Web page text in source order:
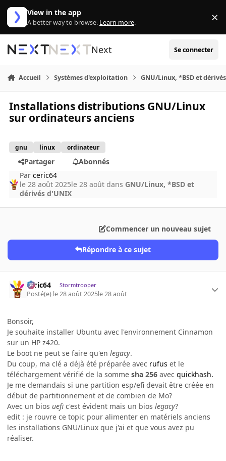
Aller au contenu
View in the app
A better way to browse. Learn more. ×
Next Se connecter
Accueil Systèmes d'exploitation GNU/Linux, *BSD et
Installations distributions GNU/Linux
sur ordinateurs anciens
gnu linux ordinateur
Partager
Abonnés
Parceric64
le 28 août 2025le 28 août dans GNU/Linux, *BSD et
dérivés d'UNIX
Commencer un nouveau sujet
Répondre à ce sujet
ceric64 Stormtrooper
Posté(e) le 28 août 2025le 28 août
Bonsoir,
Je souhaite installer Ubuntu avec l'environnement Cinnamon
sur un HP z420.
Le boot ne peut se faire qu'en legacy.
Du coup, ma clé a déjà été préparée avec rufus et le
téléchargement vérifié de la somme sha 256 avec quickhash.
Je me demandais si une partition esp/efi devait être créée en
début de partitionnement et de combien de Mo?
Avec un bios uefi c'est évident mais un bios legacy?
edit : je rouvre ce topic pour alimenter en matériels anciens
les installations GNU/Linux que j'ai et que vous avez pu
réaliser.